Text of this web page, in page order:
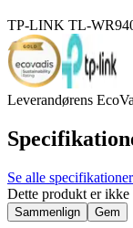
TP-LINK TL-
Leverandørens
Se alle specifikationer
Dette produkt er
Sammenlign Gem